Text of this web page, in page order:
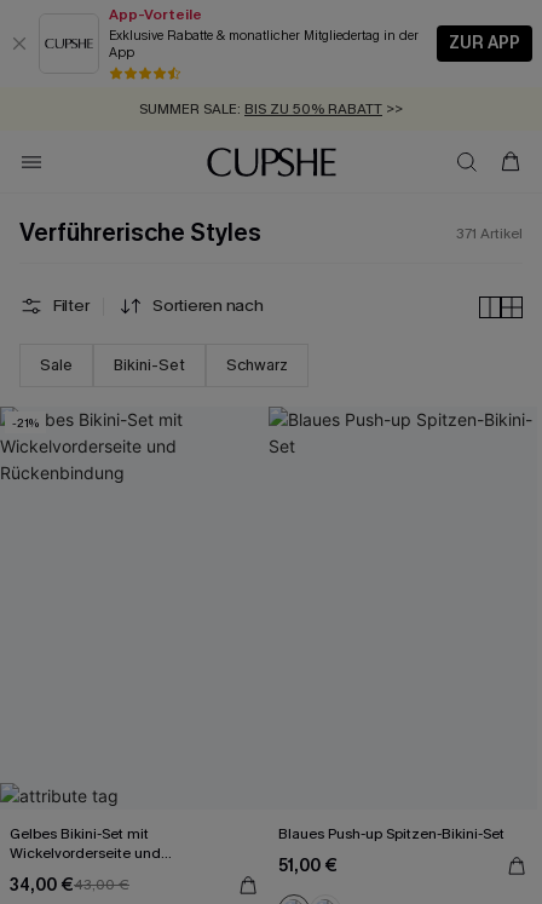
App-Vorteile
Exklusive Rabatte & monatlicher Mitgliedertag in der
App
ZUR APP
GRATIS MASSBAND MIT JEDEM SCHNELLVERSAND-ARTIKEL >>
SUMMER SALE:
ZUM NEWSLETTER:BIS ZU -20% EXTRA ERHALTEN
KOSTENLOSER VERSAND AB 89 €
Verführerische Styles 371 Artikel
Filter Sortieren nach
Sale Bikini-Set Schwarz
-21%
Gelbes Bikini-Set mit
Wickelvorderseite und
34,00 €43,00 €
Blaues Push-up Spitzen-Bikini-Set
51,00 €